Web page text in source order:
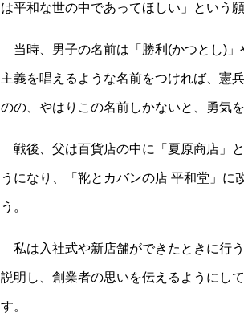
は平和な世の中であってほしい」という
当時、男子の名前は「勝利(かつとし)
主義を唱えるような名前をつければ、憲
のの、やはりこの名前しかないと、勇気
戦後、父は百貨店の中に「夏原商店」
うになり、「靴とカバンの店 平和堂」
う。
私は入社式や新店舗ができたときに行
説明し、創業者の思いを伝えるようにし
す。